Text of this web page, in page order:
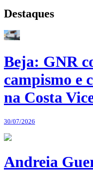
Destaques
Beja: GNR
campismo e
na Costa
30/07/2026
Andreia